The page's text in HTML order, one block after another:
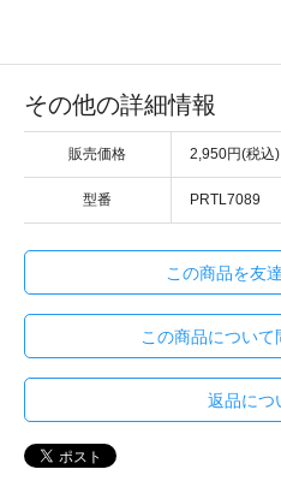
その他の詳細情報
販売価格 2,950円(税込)
型番 PRTL7089
この商品を友
この商品について
返品につ